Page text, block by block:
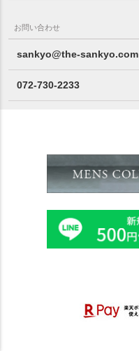
お問い合わせ
sankyo@the-sankyo.com
072-730-2233